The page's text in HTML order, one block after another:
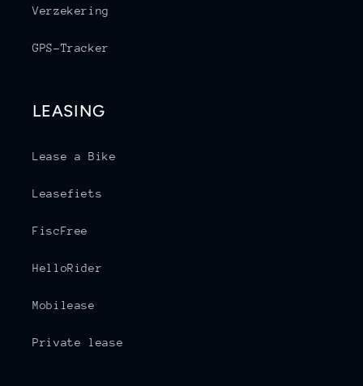
Verzekering
GPS-Tracker
LEASING
Lease a Bike
Leasefiets
FiscFree
HelloRider
Mobilease
Private lease